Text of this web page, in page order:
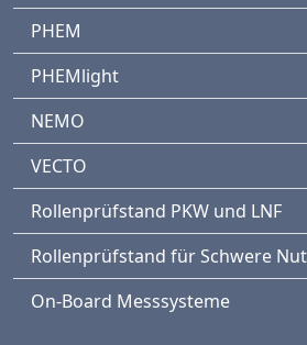
PHEM
PHEMlight
NEMO
VECTO
Rollenprüfstand PKW und LNF
Rollenprüfstand für Schwere
On-Board Messsysteme